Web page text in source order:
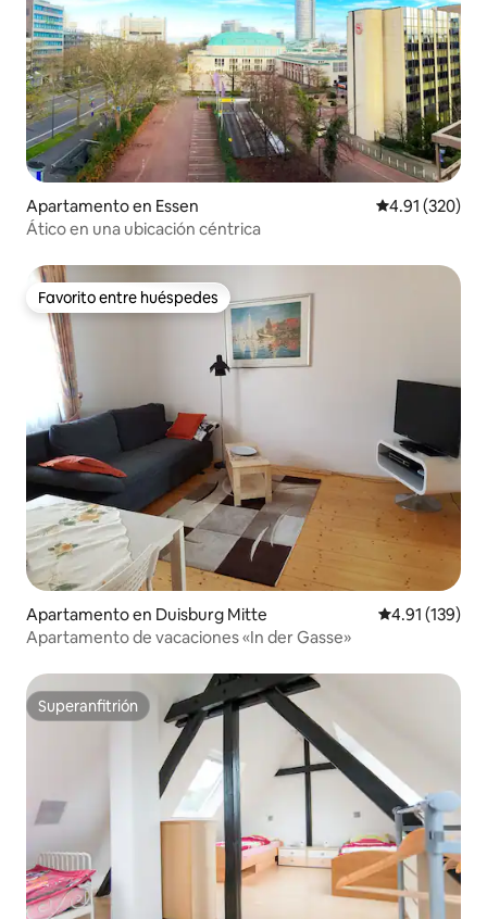
Apartamento en Essen Calificación
4.91 (320)
Ático en una ubicación céntrica
Favorito entre huéspedes
Favorito entre huéspedes
Apartamento en Duisburg Mitte Calificación
4.91 (139)
Apartamento de vacaciones «In der Gasse»
Superanfitrión
Superanfitrión